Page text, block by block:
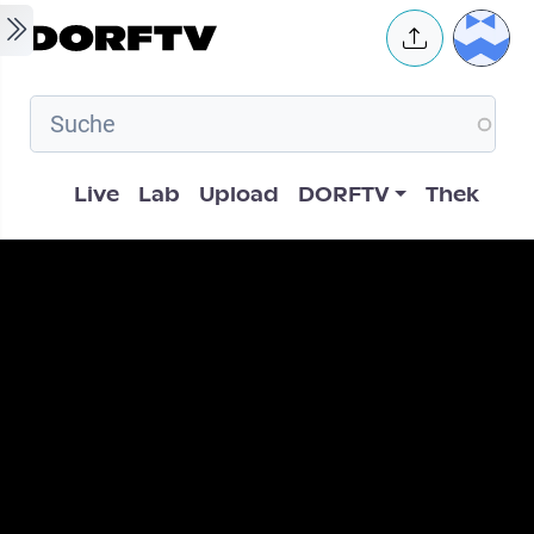
Skip to main content User
Hauptnavigation
Live Lab Upload DORFTV Thek